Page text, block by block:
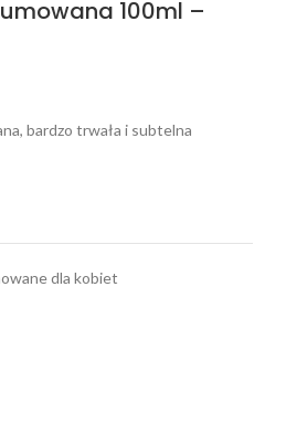
100ml –
bardzo trwała i subtelna
dla kobiet